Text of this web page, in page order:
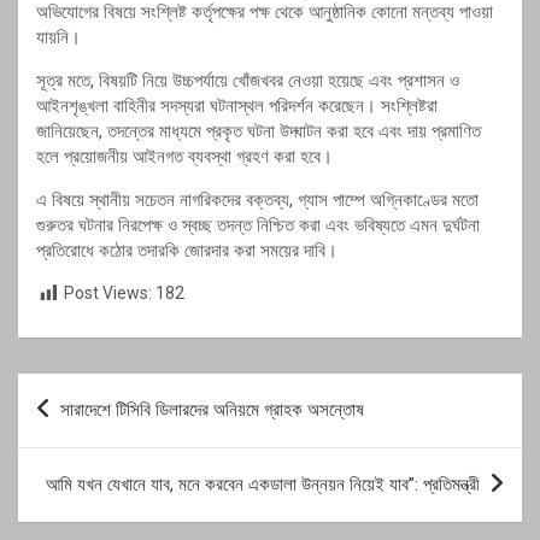
অভিযোগের বিষয়ে সংশ্লিষ্ট কর্তৃপক্ষের পক্ষ থেকে আনুষ্ঠানিক কোনো মন্তব্য পাওয়া
যায়নি।
সূত্র মতে, বিষয়টি নিয়ে উচ্চপর্যায়ে খোঁজখবর নেওয়া হয়েছে এবং প্রশাসন ও
আইনশৃঙ্খলা বাহিনীর সদস্যরা ঘটনাস্থল পরিদর্শন করেছেন। সংশ্লিষ্টরা
জানিয়েছেন, তদন্তের মাধ্যমে প্রকৃত ঘটনা উদ্ঘাটন করা হবে এবং দায় প্রমাণিত
হলে প্রয়োজনীয় আইনগত ব্যবস্থা গ্রহণ করা হবে।
এ বিষয়ে স্থানীয় সচেতন নাগরিকদের বক্তব্য, গ্যাস পাম্পে অগ্নিকাণ্ডের মতো
গুরুতর ঘটনার নিরপেক্ষ ও স্বচ্ছ তদন্ত নিশ্চিত করা এবং ভবিষ্যতে এমন দুর্ঘটনা
প্রতিরোধে কঠোর তদারকি জোরদার করা সময়ের দাবি।
Post Views: 182
Post
সারাদেশে টিসিবি ডিলারদের অনিয়মে গ্রাহক অসন্তোষ
আমি যখন যেখানে যাব, মনে করবেন একডালা উন্নয়ন নিয়েই যাব”: প্রতিমন্ত্রী